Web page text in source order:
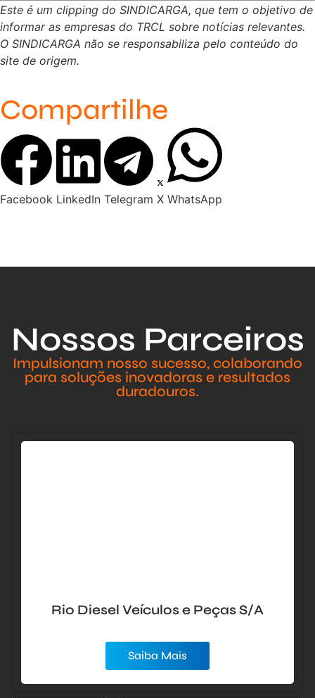
Este é um clipping do SINDICARGA, que tem o objetivo de
informar as empresas do TRCL sobre notícias relevantes.
O SINDICARGA não se responsabiliza pelo conteúdo do
site de origem.
Compartilhe
Facebook LinkedIn Telegram X WhatsApp
Nossos Parceiros
Impulsionam nosso sucesso, colaborando
para soluções inovadoras e resultados
duradouros.
Rio Diesel Veículos e Peças S/A
Saiba Mais